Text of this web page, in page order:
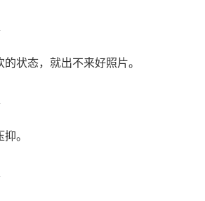
状态，就出不来好照片。
。